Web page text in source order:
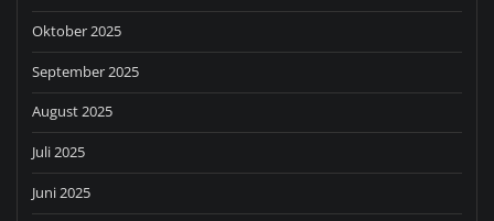
Oktober 2025
September 2025
August 2025
Juli 2025
Juni 2025